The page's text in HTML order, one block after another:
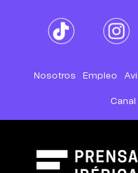
Nosotros Empleo